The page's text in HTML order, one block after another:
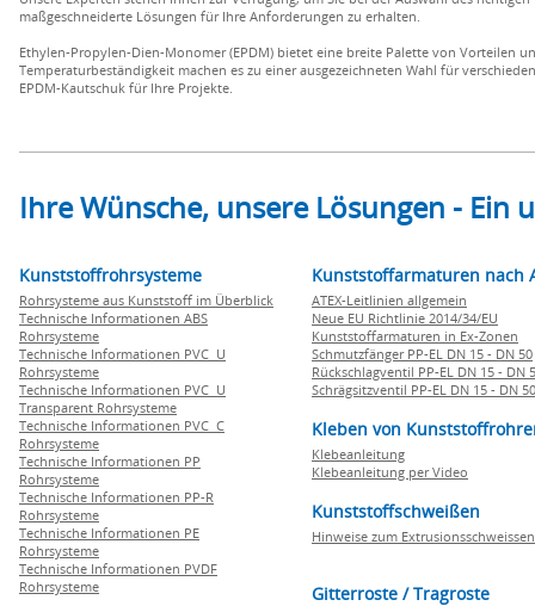
maßgeschneiderte Lösungen für Ihre Anforderungen zu erhalten.
Ethylen-Propylen-Dien-Monomer (EPDM) bietet eine breite Palette von Vorteilen
Temperaturbeständigkeit machen es zu einer ausgezeichneten Wahl für
EPDM-Kautschuk für Ihre Projekte.
Ihre Wünsche, unsere Lösungen -
Kunststoffrohrsysteme
Rohrsysteme aus Kunststoff im Überblick
Technische Informationen ABS
Rohrsysteme
Technische Informationen PVC U
Rohrsysteme
Technische Informationen PVC U
Transparent Rohrsysteme
Technische Informationen PVC C
Rohrsysteme
Technische Informationen PP
Rohrsysteme
Technische Informationen PP-R
Rohrsysteme
Technische Informationen PE
Rohrsysteme
Technische Informationen PVDF
Rohrsysteme
Kunststoffarmaturen nach
ATEX-Leitlinien allgemein
Neue EU Richtlinie 2014/34/EU
Kunststoffarmaturen in Ex-Zonen
Schmutzfänger PP-EL DN 15 - DN 50
Rückschlagventil PP-EL DN 15 - DN
Schrägsitzventil PP-EL DN 15 - DN 50
Kleben von
Klebeanleitung
Klebeanleitung per Video
Kunststoffschweißen
Hinweise zum Extrusionsschweissen
Gitterroste / Tragroste